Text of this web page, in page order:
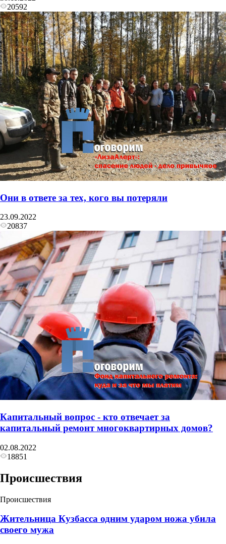
20592
Они в ответе за тех, кого вы потеряли
23.09.2022
20837
Капитальный вопрос - кто отвечает за
капитальный ремонт многоквартирных домов?
02.08.2022
18851
Происшествия
Происшествия
Жительница Кузбасса одним ударом ножа убила
своего мужа